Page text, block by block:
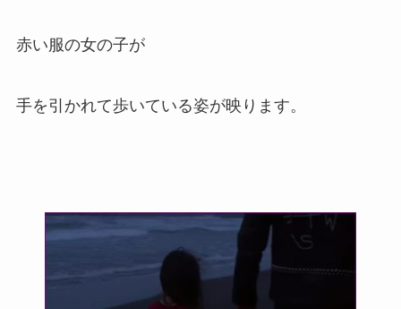
赤い服の女の子が
手を引かれて歩いている姿が映ります。